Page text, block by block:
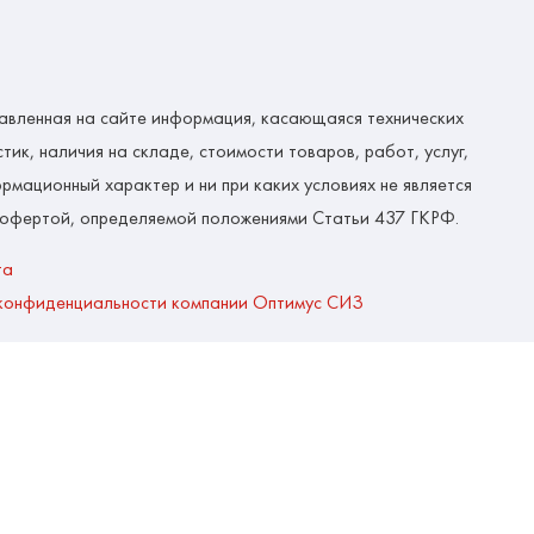
на сайте информация, касающаяся технических
наличия на складе, стоимости товаров, работ, услуг,
характер и ни при каких условиях не является
определяемой положениями Статьи 437 ГКРФ.
компании Оптимус СИЗ